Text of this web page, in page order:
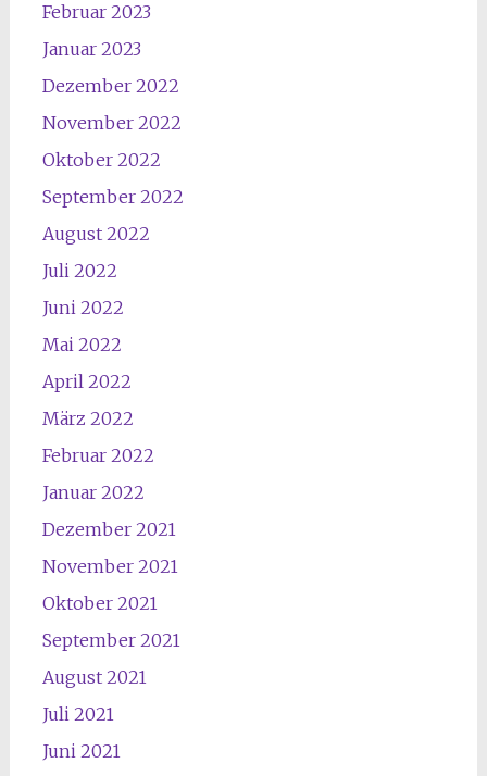
Februar 2023
Januar 2023
Dezember 2022
November 2022
Oktober 2022
September 2022
August 2022
Juli 2022
Juni 2022
Mai 2022
April 2022
März 2022
Februar 2022
Januar 2022
Dezember 2021
November 2021
Oktober 2021
September 2021
August 2021
Juli 2021
Juni 2021